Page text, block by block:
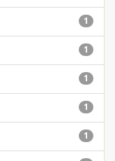
1
1
1
1
1